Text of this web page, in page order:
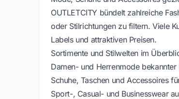
OUTLETCITY bündelt zahlreiche
oder Stilrichtungen zu filtern. Viele
Labels und attraktiven Preisen.
Sortimente und Stilwelten im
Damen- und Herrenmode
Schuhe, Taschen und Accessoires
Sport-, Casual- und Businesswear